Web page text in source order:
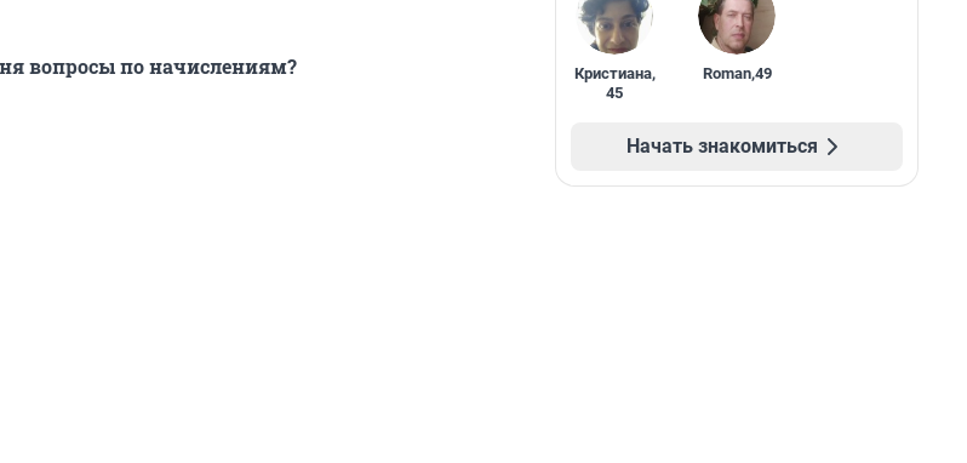
вопросы по начислениям? Кристиана,
45
Roman,49
Начать знакомиться